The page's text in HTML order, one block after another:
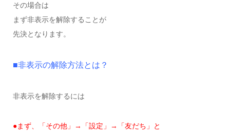
その場合は
まず非表示を解除することが
先決となります。
■非表示の解除方法とは？
非表示を解除するには
●まず、「その他」→「設定」→「友だち」と